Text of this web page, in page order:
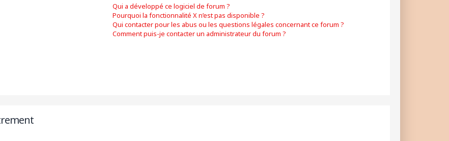
Qui a développé ce logiciel de forum ?
Pourquoi la fonctionnalité X n’est pas disponible ?
Qui contacter pour les abus ou les questions légales concernant ce forum ?
Comment puis-je contacter un administrateur du forum ?